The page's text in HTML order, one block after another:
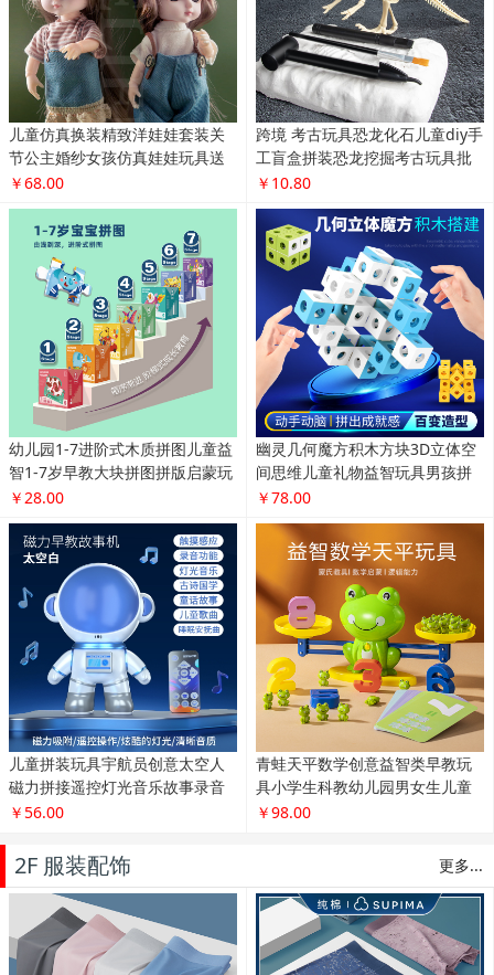
儿童仿真换装精致洋娃娃套装关
节公主婚纱女孩仿真娃娃玩具送
礼物
￥68.00
跨境 考古玩具恐龙化石儿童diy手
工盲盒拼装恐龙挖掘考古玩具批
发
￥10.80
幼儿园1-7进阶式木质拼图儿童益
智1-7岁早教大块拼图拼版启蒙玩
具
￥28.00
幽灵几何魔方积木方块3D立体空
间思维儿童礼物益智玩具男孩拼
装
￥78.00
儿童拼装玩具宇航员创意太空人
磁力拼接遥控灯光音乐故事录音
机
￥56.00
青蛙天平数学创意益智类早教玩
具小学生科教幼儿园男女生儿童
礼物
￥98.00
更多...
2F 服装配饰